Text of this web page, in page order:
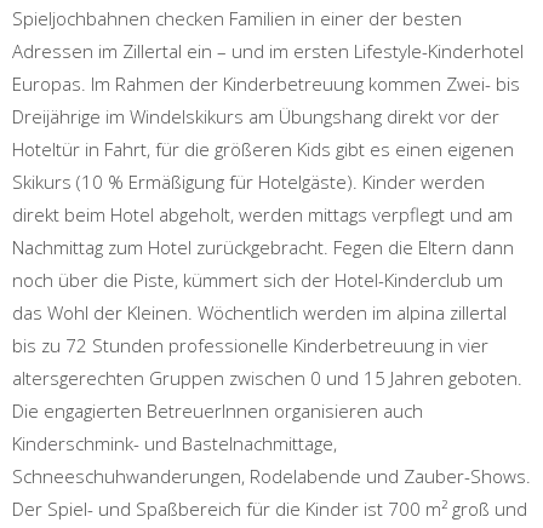
Spieljochbahnen checken Familien in einer der besten
Adressen im Zillertal ein – und im ersten Lifestyle-Kinderhotel
Europas. Im Rahmen der Kinderbetreuung kommen Zwei- bis
Dreijährige im Windelskikurs am Übungshang direkt vor der
Hoteltür in Fahrt, für die größeren Kids gibt es einen eigenen
Skikurs (10 % Ermäßigung für Hotelgäste). Kinder werden
direkt beim Hotel abgeholt, werden mittags verpflegt und am
Nachmittag zum Hotel zurückgebracht. Fegen die Eltern dann
noch über die Piste, kümmert sich der Hotel-Kinderclub um
das Wohl der Kleinen. Wöchentlich werden im alpina zillertal
bis zu 72 Stunden professionelle Kinderbetreuung in vier
altersgerechten Gruppen zwischen 0 und 15 Jahren geboten.
Die engagierten BetreuerInnen organisieren auch
Kinderschmink- und Bastelnachmittage,
Schneeschuhwanderungen, Rodelabende und Zauber-Shows.
Der Spiel- und Spaßbereich für die Kinder ist 700 m² groß und